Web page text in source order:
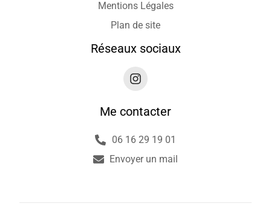
Mentions Légales
Plan de site
Réseaux sociaux
Me contacter
06 16 29 19 01
Envoyer un mail